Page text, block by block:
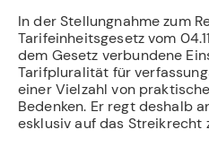
In der Stellungnahme zum
Tarifeinheitsgesetz vom
dem Gesetz verbundene
Tarifpluralität für
einer Vielzahl von
Bedenken. Er regt deshalb
esklusiv auf das Streikrecht